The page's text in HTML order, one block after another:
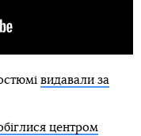
видавали за
центром